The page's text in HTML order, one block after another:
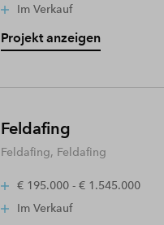
Im Verkauf
Projekt anzeigen
Feldafing
Feldafing, Feldafing
€ 195.000 - € 1.545.000
Im Verkauf